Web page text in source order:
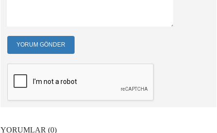
YORUM GÖNDER
YORUMLAR (0)